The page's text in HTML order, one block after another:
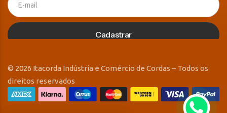
Cadastrar
© 2026 Itacorda Indústria e Comércio de Cordas – Todos os
direitos reservados